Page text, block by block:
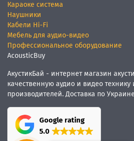
Караоке система
Наушники
Кабели Hi-Fi
Мебель для аудио-видео
Профессиональное оборудование
AcousticBuy
АкустикБай - интернет магазин
качественную аудио и видео технику
производителей. Доставка по
Google rating
5.0